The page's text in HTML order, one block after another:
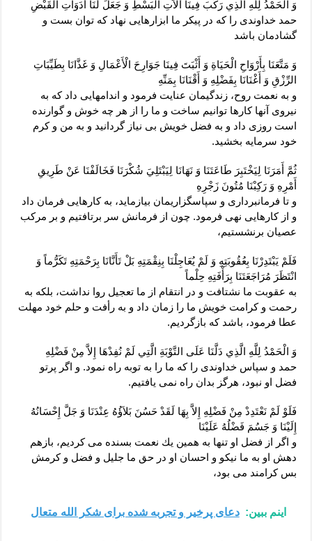
وَ الْحَمْدُ لِلَّهِ الَّذِي رَكَّبَ فِينَا آلاَتِ الْبَسْطِ وَ جَعَلَ لَنَا أَدَوَاتِ الْقَبْضِ‏
حمد خداوندى را كه در پيكر ما ابزارهايى نهاد كه توان بست و
گشادمان باشد
وَ مَتَّعَنَا بِأَرْوَاحِ الْحَيَاةِ وَ أَثْبَتَ فِينَا جَوَارِحَ الْأَعْمَالِ وَ غَذَّانَا بِطَيِّبَاتِ
الرِّزْقِ وَ أَغْنَانَا بِفَضْلِهِ وَ أَقْنَانَا بِمَنِّهِ‏
و به نعمت روح، زندگيمان عنايت فرمود و اندامهايى داد كه به
نيروى آنها كارها توانيم ساخت و ما را از هر چه خوش و گوارنده
است روزى داد و به فضل خويش بى‏ نياز گردانيد و به من و كرم
خود سرمايه بخشيد.
ثُمَّ أَمَرَنَا لِيَخْتَبِرَ طَاعَتَنَا وَ نَهَانَا لِيَبْتَلِيَ شُكْرَنَا فَخَالَفْنَا عَنْ طَرِيقِ
أَمْرِهِ وَ رَكِبْنَا مُتُونَ زَجْرِهِ‏
و تا فرمانبردارى و سپاسگزاريمان بيازمايد، به كارهايى فرمان داد
و از كارهايى نهى فرمود. چون از فرمانش سر برتافتيم و بر مركب
عصيان برنشستيم،
فَلَمْ يَبْتَدِرْنَا بِعُقُوبَتِهِ وَ لَمْ يُعَاجِلْنَا بِنِقْمَتِهِ بَلْ تَأَنَّانَا بِرَحْمَتِهِ تَكَرُّماً وَ
انْتَظَرَ مُرَاجَعَتَنَا بِرَأْفَتِهِ حِلْماً
به عقوبت ما نشتافت و در انتقام از ما تعجيل روا نداشت، بلكه به
رحمت و كرامت خويش ما را زمان داد و به رأفت و حلم خود مهلت
عطا فرمود، باشد كه بازگرديم.
وَ الْحَمْدُ لِلَّهِ الَّذِي دَلَّنَا عَلَى التَّوْبَةِ الَّتِي لَمْ نُفِدْهَا إِلاَّ مِنْ فَضْلِهِ‏
حمد و سپاس خداوندى را كه ما را به توبه راه نمود. و اگر پرتو
فضل او نبود، هرگز بدان راه نمى ‏يافتيم.
فَلَوْ لَمْ نَعْتَدِدْ مِنْ فَضْلِهِ إِلاَّ بِهَا لَقَدْ حَسُنَ بَلاَؤُهُ عِنْدَنَا وَ جَلَّ إِحْسَانُهُ
إِلَيْنَا وَ جَسُمَ فَضْلُهُ عَلَيْنَا
و اگر از فضل او تنها به همين يك نعمت بسنده مى ‏كرديم، بازهم
دهش او به ما نيكو و احسان او در حق ما جليل و فضل و كرمش
بس كرامند مى ‏بود،
اینم ببین: دعای پرخیر و تجربه شده برای شکر الله متعال